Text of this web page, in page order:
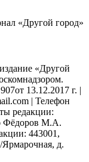
«Другой город»
«Другой
13.12.2017 г. |
| Телефон
редакции:
Фёдоров М.А.
443001,
Ярмарочная, д.